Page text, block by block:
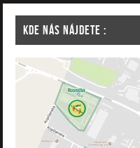
KDE NÁS NÁJDETE :